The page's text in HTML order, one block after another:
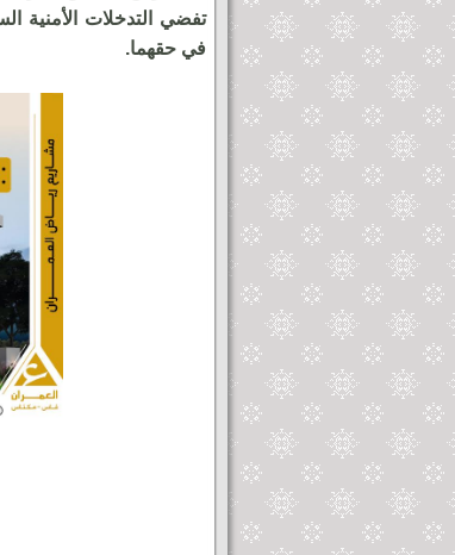
تفضي التدخلات الأمنية
في حقهما.
أمام جماهير غفيرة
لحظة خروج الدخلة
بمكناس يحول باب
فنية ساحرة